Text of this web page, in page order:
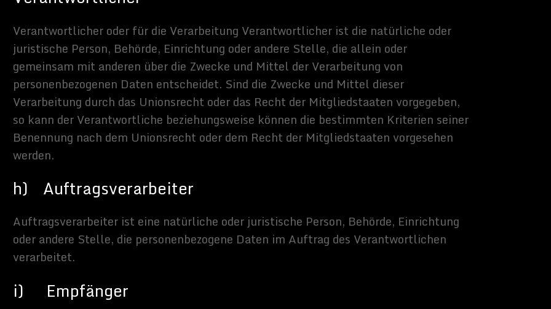
Union geltenden Datenschutzgesetze und anderer
Charakter ist die:
& PR-Beratung
beratung.de
Zimmermanns Internet & PR-Beratung verwenden Cookies.
welche über einen Internetbrowser auf einem
und gespeichert werden.
Eine Cookie-ID ist eine eindeutige Kennung des Cookies. Sie
durch welche Internetseiten und Server dem konkreten